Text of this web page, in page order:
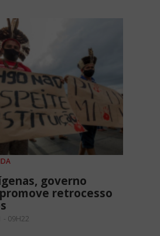
governo
retrocesso
- 09H22